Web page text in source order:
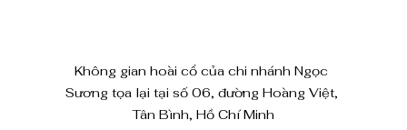
Không gian hoài cổ của chi nhánh Ngọc
Sương tọa lại tại số 06, đường Hoàng Việt,
Tân Bình, Hồ Chí Minh